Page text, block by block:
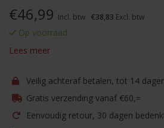
€46,99 Incl. btw €38,83 Excl. btw
Op voorraad
Lees meer
Veilig achteraf betalen, tot 14
Gratis verzending vanaf €60,=
Eenvoudig retour, 30 dagen